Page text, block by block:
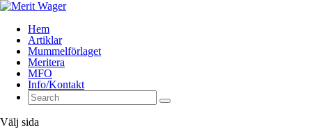
Hem
Artiklar
Mummelförlaget
Meritera
MFO
Info/Kontakt
Välj sida